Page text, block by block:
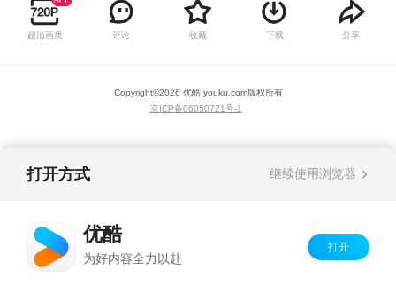
笨，连话都说不全，需要主人亲自开发智力才能
使用。糖糖一气之下，给它取了个名字叫笨笨。
以后，笨笨便一直陪伴在糖糖身边，糖糖也终于
明白，原来长大是这么快乐的一件事情。
超清画质 评论 收藏 下载 分享
Copyright©2026 优酷 youku.com版权所有
京ICP备06050721号-1
打开方式 继续使用浏览器
优酷
为好内容全力以赴
打开